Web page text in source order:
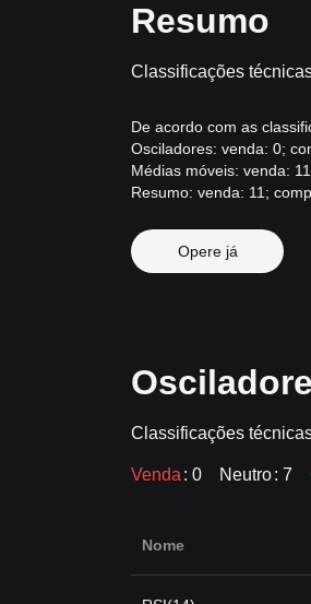
Resumo
Classificações
De acordo com as
Osciladores: venda: 0;
Médias móveis: venda:
Resumo: venda: 11;
Opere já
Classificações
Venda : 0 Neutro: 7
Nome